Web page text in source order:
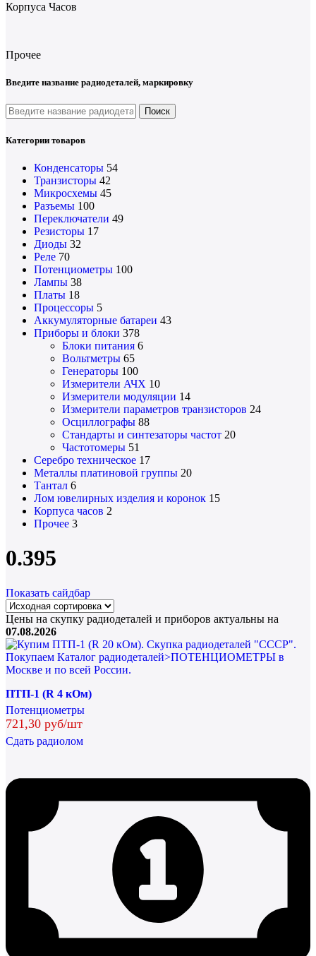
Корпуса Часов
Прочее
Введите название радиодеталей, маркировку
Поиск
Категории товаров
Конденсаторы 54
Транзисторы 42
Микросхемы 45
Разъемы 100
Переключатели 49
Резисторы 17
Диоды 32
Реле 70
Потенциометры 100
Лампы 38
Платы 18
Процессоры 5
Аккумуляторные батареи 43
Приборы и блоки 378
Блоки питания 6
Вольтметры 65
Генераторы 100
Измерители АЧХ 10
Измерители модуляции 14
Измерители параметров транзисторов 24
Осциллографы 88
Стандарты и синтезаторы частот 20
Частотомеры 51
Серебро техническое 17
Металлы платиновой группы 20
Тантал 6
Лом ювелирных изделия и коронок 15
Корпуса часов 2
Прочее 3
0.395
Показать сайдбар
Цены на скупку радиодеталей и приборов актуальны на
07.08.2026
ПТП-1 (R 4 кОм)
Потенциометры
721,30 руб/шт
Сдать радиолом